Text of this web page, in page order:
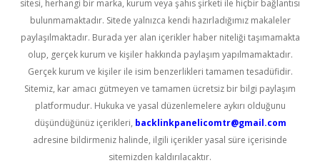
sitesi, herhangi bir marka, kurum veya şahıs şirketi ile hiçbir bağlantısı
bulunmamaktadır. Sitede yalnızca kendi hazırladığımız makaleler
paylaşılmaktadır. Burada yer alan içerikler haber niteliği taşımamakta
olup, gerçek kurum ve kişiler hakkında paylaşım yapılmamaktadır.
Gerçek kurum ve kişiler ile isim benzerlikleri tamamen tesadüfidir.
Sitemiz, kar amacı gütmeyen ve tamamen ücretsiz bir bilgi paylaşım
platformudur. Hukuka ve yasal düzenlemelere aykırı olduğunu
düşündüğünüz içerikleri, backlinkpanelicomtr@gmail.com
adresine bildirmeniz halinde, ilgili içerikler yasal süre içerisinde
sitemizden kaldırılacaktır.